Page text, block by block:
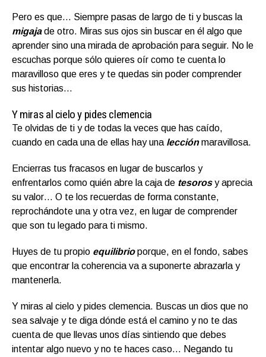
Pero es que… Siempre pasas de largo de ti y buscas la
migajade otro. Miras sus ojos sin buscar en él algo que
aprender sino una mirada de aprobación para seguir. No le
escuchas porque sólo quieres oír como te cuenta lo
maravilloso que eres y te quedas sin poder comprender
sus historias…
Y miras al cielo y pides clemencia
Te olvidas de ti y de todas la veces que has caído,
cuando en cada una de ellas hay una lecciónmaravillosa.
Encierras tus fracasos en lugar de buscarlos y
enfrentarlos como quién abre la caja de tesorosy aprecia
su valor… O te los recuerdas de forma constante,
reprochándote una y otra vez, en lugar de comprender
que son tu legado para ti mismo.
Huyes de tu propio equilibrioporque, en el fondo, sabes
que encontrar la coherencia va a suponerte abrazarla y
mantenerla.
Y miras al cielo y pides clemencia. Buscas un dios que no
sea salvaje y te diga dónde está el camino y no te das
cuenta de que llevas unos días sintiendo que debes
intentar algo nuevo y no te haces caso… Negando tu